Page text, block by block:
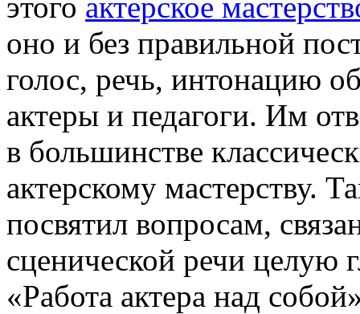
оно и без правильной
голос, речь, интонацию
актеры и педагоги. Им
в большинстве
актерскому мастерству.
посвятил вопросам,
сценической речи целую
«Работа актера над